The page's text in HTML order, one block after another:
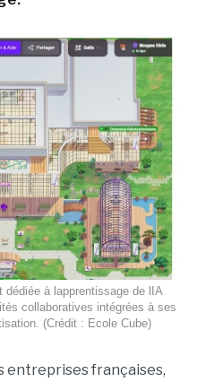
à lapprentissage de lIA
collaboratives intégrées à ses
(Crédit : Ecole Cube)
entreprises françaises,